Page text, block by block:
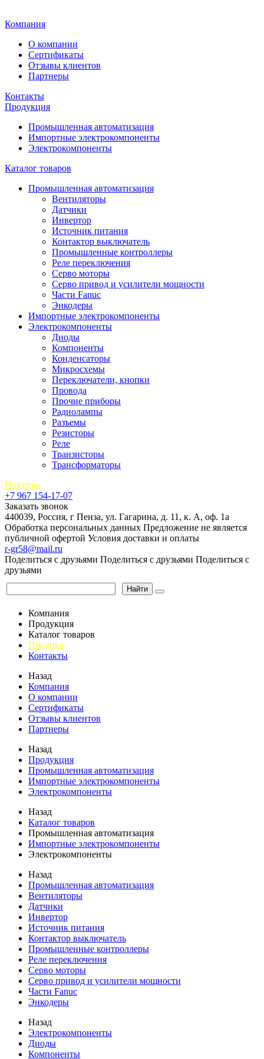
Компания
О компании
Сертификаты
Отзывы клиентов
Партнеры
Контакты
Продукция
Промышленная автоматизация
Импортные электрокомпоненты
Электрокомпоненты
Каталог товаров
Промышленная автоматизация
Вентиляторы
Датчики
Инвертор
Источник питания
Контактор выключатель
Промышленные контроллеры
Реле переключения
Серво моторы
Серво привод и усилители мощности
Части Fanuc
Энкодеры
Импортные электрокомпоненты
Электрокомпоненты
Диоды
Компоненты
Конденсаторы
Микросхемы
Переключатели, кнопки
Провода
Прочие приборы
Радиолампы
Разъемы
Резисторы
Реле
Транзисторы
Трансформаторы
Покупка
+7 967 154-17-07
Заказать звонок
440039, Россия, г Пенза, ул. Гагарина, д. 11, к. А, оф. 1а
Обработка персональных данных Предложение не является
публичной офертой Условия доставки и оплаты
r-gr58@mail.ru
Поделиться с друзьями Поделиться с друзьями Поделиться с
друзьями
Найти
Компания
Продукция
Каталог товаров
Покупка
Контакты
Назад
Компания
О компании
Сертификаты
Отзывы клиентов
Партнеры
Назад
Продукция
Промышленная автоматизация
Импортные электрокомпоненты
Электрокомпоненты
Назад
Каталог товаров
Промышленная автоматизация
Импортные электрокомпоненты
Электрокомпоненты
Назад
Промышленная автоматизация
Вентиляторы
Датчики
Инвертор
Источник питания
Контактор выключатель
Промышленные контроллеры
Реле переключения
Серво моторы
Серво привод и усилители мощности
Части Fanuc
Энкодеры
Назад
Электрокомпоненты
Диоды
Компоненты